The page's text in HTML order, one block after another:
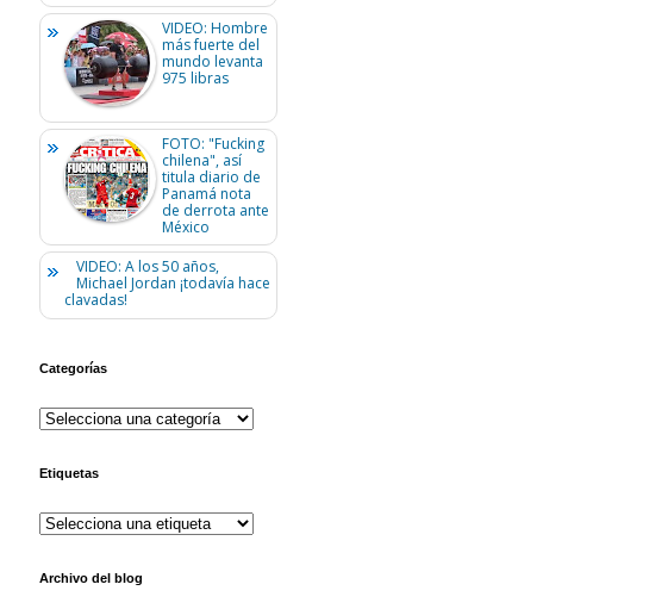
VIDEO: Hombre
más fuerte del
mundo levanta
975 libras
FOTO: "Fucking
chilena", así
titula diario de
Panamá nota
de derrota ante
México
VIDEO: A los 50 años,
Michael Jordan ¡todavía hace
clavadas!
Categorías
Etiquetas
Archivo del blog